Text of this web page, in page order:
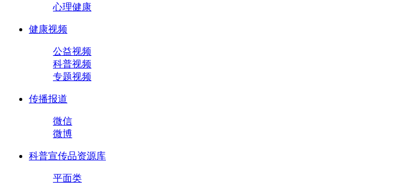
心理健康
健康视频
公益视频
科普视频
专题视频
传播报道
微信
微博
科普宣传品资源库
平面类